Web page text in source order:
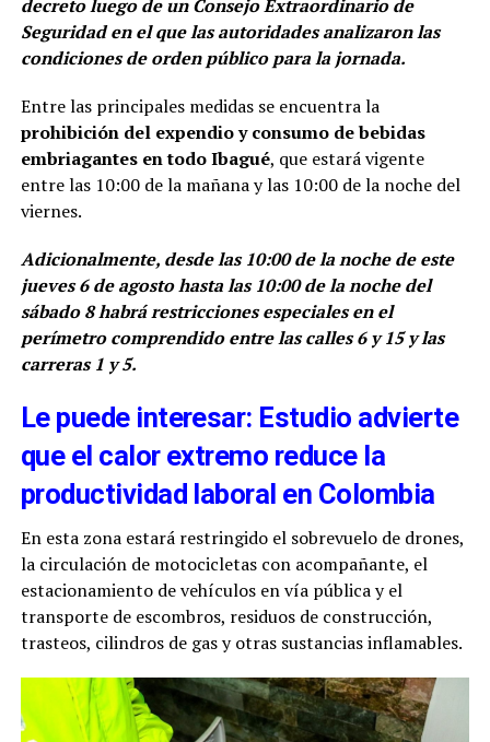
decreto luego de un Consejo Extraordinario de
Seguridad en el que las autoridades analizaron las
condiciones de orden público para la jornada.
Entre las principales medidas se encuentra la
prohibición del expendio y consumo de bebidas
embriagantes en todo Ibagué, que estará vigente
entre las 10:00 de la mañana y las 10:00 de la noche del
viernes.
Adicionalmente, desde las 10:00 de la noche de este
jueves 6 de agosto hasta las 10:00 de la noche del
sábado 8 habrá restricciones especiales en el
perímetro comprendido entre las calles 6 y 15 y las
carreras 1 y 5.
Le puede interesar: Estudio advierte
que el calor extremo reduce la
productividad laboral en Colombia
En esta zona estará restringido el sobrevuelo de drones,
la circulación de motocicletas con acompañante, el
estacionamiento de vehículos en vía pública y el
transporte de escombros, residuos de construcción,
trasteos, cilindros de gas y otras sustancias inflamables.